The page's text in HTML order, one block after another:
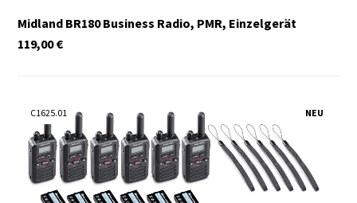
Midland BR180 Business Radio, PMR, Einzelgerät
€
119,00
NEU
C1625.01